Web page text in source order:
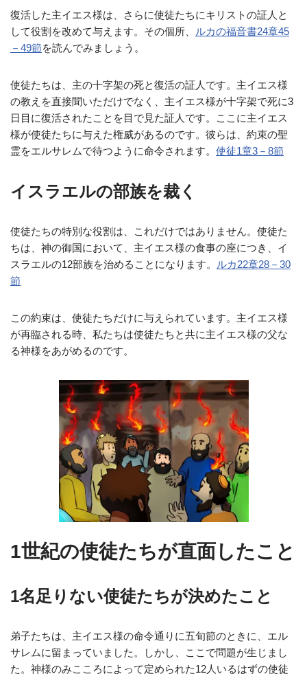
復活した主イエス様は、さらに使徒たちにキリストの証人と
して役割を改めて与えます。その個所、
ルカの福音書24章45
－49節を読んでみましょう。
使徒たちは、主の十字架の死と復活の証人です。主イエス様
の教えを直接聞いただけでなく、主イエス様が十字架で死に3
日目に復活されたことを目で見た証人です。ここに主イエス
様が使徒たちに与えた権威があるのです。彼らは、約束の聖
霊をエルサレムで待つように命令されます。 使徒1章3－8節
イスラエルの部族を裁く
使徒たちの特別な役割は、これだけではありません。使徒た
ちは、神の御国において、主イエス様の食事の座につき、イ
スラエルの12部族を治めることになります。
ルカ22章28－30
節
この約束は、使徒たちだけに与えられています。主イエス様
が再臨される時、私たちは使徒たちと共に主イエス様の父な
る神様をあがめるのです。
1世紀の使徒たちが直面したこと
1名足りない使徒たちが決めたこと
弟子たちは、主イエス様の命令通りに五旬節のときに、エル
サレムに留まっていました。しかし、ここで問題が生じまし
た。神様のみこころによって定められた12人いるはずの使徒